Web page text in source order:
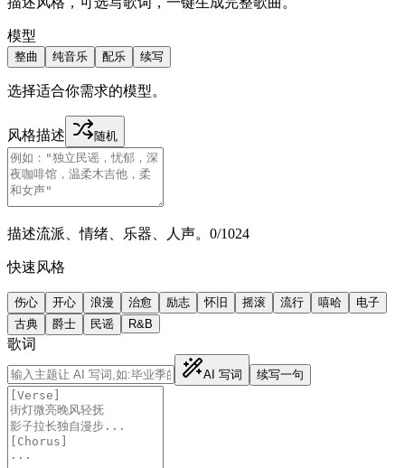
模型
整曲 纯音乐 配乐 续写
选择适合你需求的模型。
风格描述 随机
描述流派、情绪、乐器、人声。 0/1024
快速风格
伤心 开心 浪漫 治愈 励志 怀旧 摇滚 流行 嘻哈
电子
古典
爵士 民谣 R&B
歌词
AI 写词 续写一句